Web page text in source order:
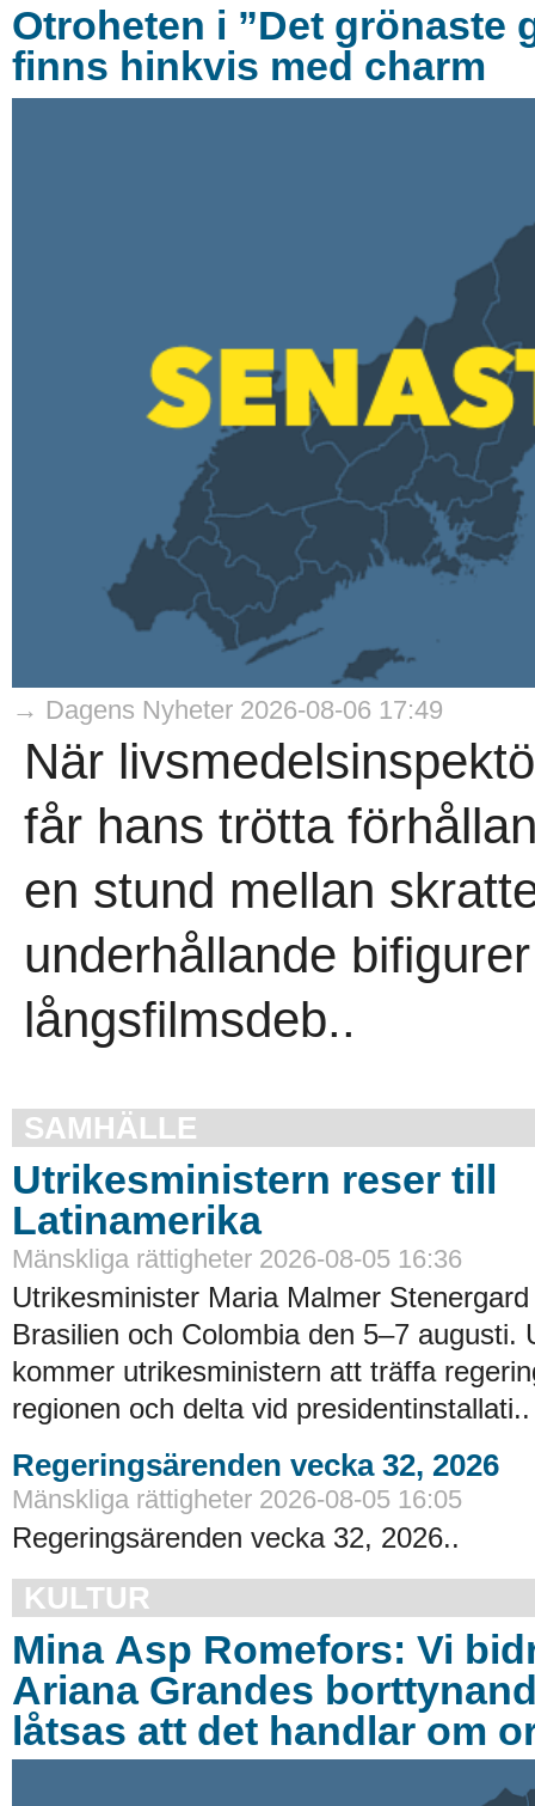
Otroheten i ”Det grönaste
finns hinkvis med charm
→ Dagens Nyheter 2026-08-06 17:49
När
får hans trötta
en stund mellan
underhållande
långsfilmsdeb..
SAMHÄLLE
Utrikesministern reser till
Latinamerika
Mänskliga rättigheter 2026-08-05 16:36
Utrikesminister Maria Malmer
Brasilien och Colombia den 5–7 augusti.
kommer utrikesministern att träffa
regionen och delta vid presidentinstallati..
Regeringsärenden vecka 32, 2026
Mänskliga rättigheter 2026-08-05 16:05
Regeringsärenden vecka 32, 2026..
KULTUR
Mina Asp Romefors: Vi
Ariana Grandes
låtsas att det handlar om